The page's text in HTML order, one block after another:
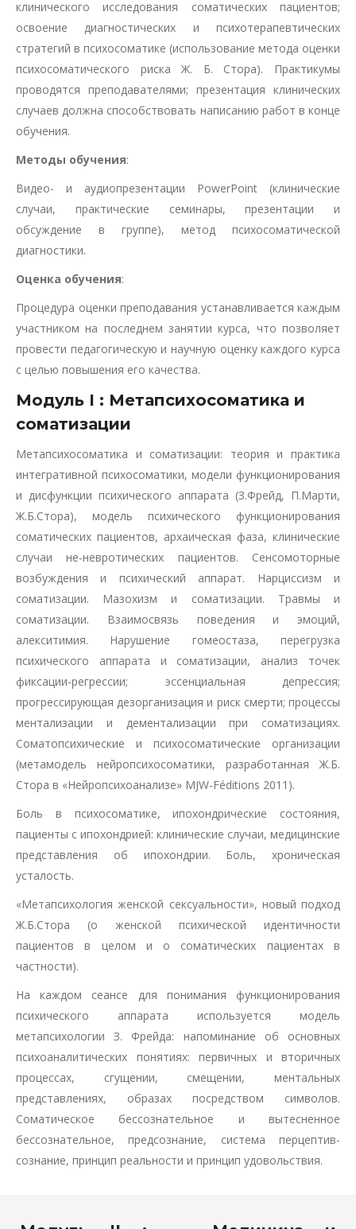
клинического исследования соматических пациентов;
освоение диагностических и психотерапевтических
стратегий в психосоматике (использование метода оценки
психосоматического риска Ж. Б. Стора). Практикумы
проводятся преподавателями; презентация клинических
случаев должна способствовать написанию работ в конце
обучения.
Методы обучения:
Видео- и аудиопрезентации PowerPoint (клинические
случаи, практические семинары, презентации и
обсуждение в группе), метод психосоматической
диагностики.
Оценка обучения:
Процедура оценки преподавания устанавливается каждым
участником на последнем занятии курса, что позволяет
провести педагогическую и научную оценку каждого курса
с целью повышения его качества.
Модуль I : Метапсихосоматика и
соматизации
Метапсихосоматика и соматизации: теория и практика
интегративной психосоматики, модели функционирования
и дисфункции психического аппарата (З.Фрейд, П.Марти,
Ж.Б.Стора), модель психического функционирования
соматических пациентов, архаическая фаза, клинические
случаи не-невротических пациентов. Сенсомоторные
возбуждения и психический аппарат. Нарциссизм и
соматизации. Мазохизм и соматизации. Травмы и
соматизации. Взаимосвязь поведения и эмоций,
алекситимия. Нарушение гомеостаза, перегрузка
психического аппарата и соматизации, анализ точек
фиксации-регрессии; эссенциальная депрессия;
прогрессирующая дезорганизация и риск смерти; процессы
ментализации и дементализации при соматизациях.
Соматопсихические и психосоматические организации
(метамодель нейропсихосоматики, разработанная Ж.Б.
Стора в «Нейропсихоанализе» MJW-Féditions 2011).
Боль в психосоматикe, ипохондрические состояния,
пациенты с ипохондрией: клинические случаи, медицинские
представления об ипохондрии. Боль, хроническая
усталость.
«Метапсихология женской сексуальности», новый подход
Ж.Б.Стора (о женской психической идентичности
пациентов в целом и о соматических пациентах в
частности).
На каждом сеансе для понимания функционирования
психического аппарата используется модель
метапсихологии З. Фрейда: напоминание об основных
психоаналитических понятиях: первичных и вторичных
процессах, сгущении, смещении, ментальных
представлениях, образах посредством символов.
Соматическое бессознательное и вытесненное
бессознательное, предсознание, система перцептив-
сознание, принцип реальности и принцип удовольствия.